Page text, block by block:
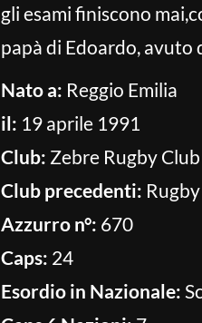
gli esami finiscono
papà di Edoardo, avuto
Nato a: Reggio Emilia
il: 19 aprile 1991
Club: Zebre Rugby Club
Club precedenti:
Azzurro n°: 670
Caps: 24
Esordio in Nazionale: